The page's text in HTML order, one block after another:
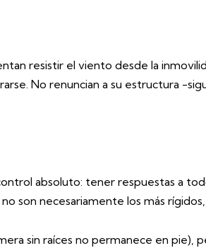
resistir el viento desde la
No renuncian a su estructura -
absoluto: tener respuestas a
son necesariamente los más
sin raíces no permanece en